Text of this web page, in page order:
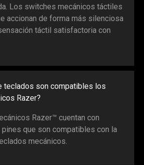
Los switches mecánicos táctiles
accionan de forma más silenciosa
táctil satisfactoria con
teclados son compatibles los
Razer?
Razer™ cuentan con
que son compatibles con la
mecánicos.